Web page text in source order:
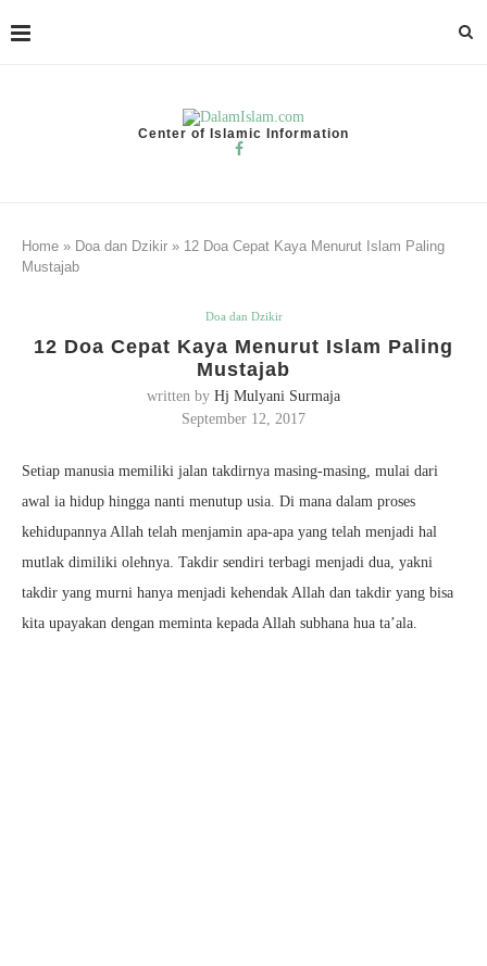
Center of Islamic Information
Home » Doa dan Dzikir » 12 Doa Cepat Kaya Menurut Islam Paling
Mustajab
Doa dan Dzikir
12 Doa Cepat Kaya Menurut Islam Paling
Mustajab
written by Hj Mulyani Surmaja
September 12, 2017
Setiap manusia memiliki jalan takdirnya masing-masing, mulai dari
awal ia hidup hingga nanti menutup usia. Di mana dalam proses
kehidupannya Allah telah menjamin apa-apa yang telah menjadi hal
mutlak dimiliki olehnya. Takdir sendiri terbagi menjadi dua, yakni
takdir yang murni hanya menjadi kehendak Allah dan takdir yang bisa
kita upayakan dengan meminta kepada Allah subhana hua ta’ala.